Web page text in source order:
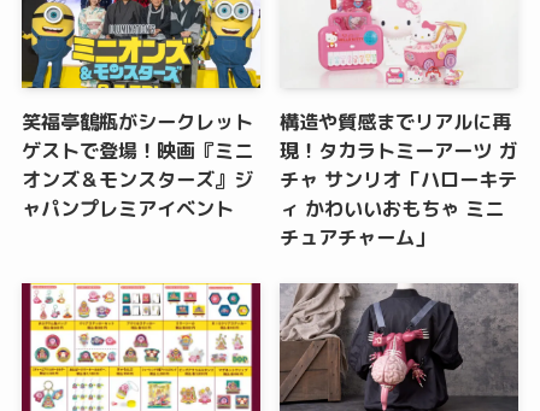
笑福亭鶴瓶がシークレット
ゲストで登場！映画『ミニ
オンズ＆モンスターズ』ジ
ャパンプレミアイベント
構造や質感までリアルに再
現！タカラトミーアーツ ガ
チャ サンリオ「ハローキテ
ィ かわいいおもちゃ ミニ
チュアチャーム」